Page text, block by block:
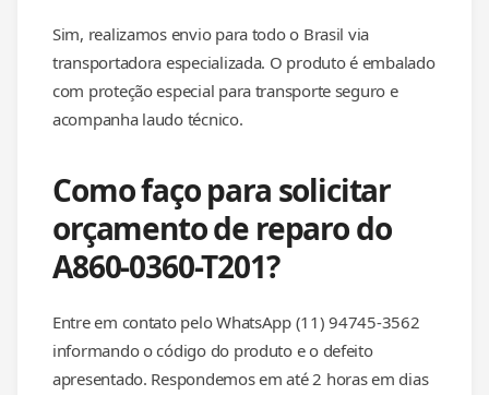
Sim, realizamos envio para todo o Brasil via
transportadora especializada. O produto é embalado
com proteção especial para transporte seguro e
acompanha laudo técnico.
Como faço para solicitar
orçamento de reparo do
A860-0360-T201?
Entre em contato pelo WhatsApp (11) 94745-3562
informando o código do produto e o defeito
apresentado. Respondemos em até 2 horas em dias